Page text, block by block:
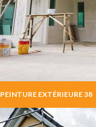
PEINTURE EXTÉRIEURE 38